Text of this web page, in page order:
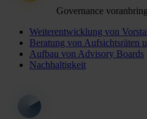
Governance
Weiterentwicklung von
Beratung von Aufsichtsräten
Aufbau von Advisory Boards
Nachhaltigkeit